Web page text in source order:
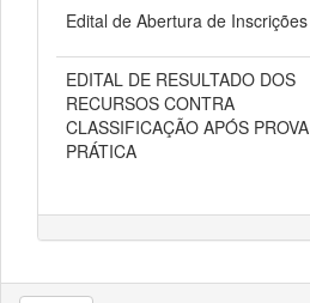
Edital de Abertura de Inscrições
EDITAL DE RESULTADO DOS
RECURSOS CONTRA
CLASSIFICAÇÃO APÓS PROVA
PRÁTICA